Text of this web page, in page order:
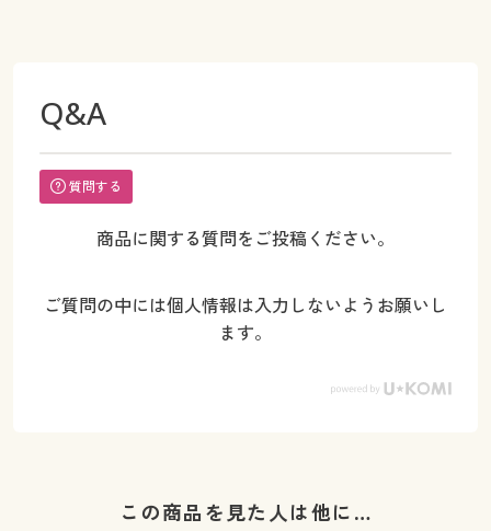
Q&A
質問する
商品に関する質問をご投稿ください。
ご質問の中には個人情報は入力しないようお願いし
ます。
この商品を見た人は他に…